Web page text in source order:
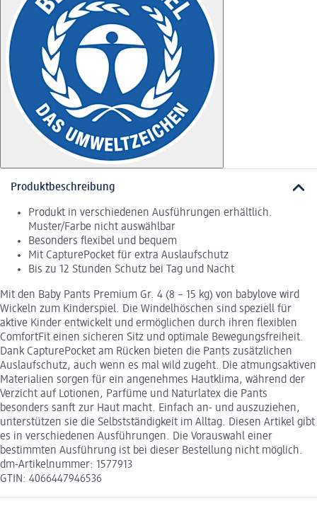
Produktbeschreibung
Produkt in verschiedenen Ausführungen erhältlich.
Muster/Farbe nicht auswählbar
Besonders flexibel und bequem
Mit CapturePocket für extra Auslaufschutz
Bis zu 12 Stunden Schutz bei Tag und Nacht
Mit den Baby Pants Premium Gr. 4 (8 – 15 kg) von babylove wird
Wickeln zum Kinderspiel. Die Windelhöschen sind speziell für
aktive Kinder entwickelt und ermöglichen durch ihren flexiblen
ComfortFit einen sicheren Sitz und optimale Bewegungsfreiheit.
Dank CapturePocket am Rücken bieten die Pants zusätzlichen
Auslaufschutz, auch wenn es mal wild zugeht. Die atmungsaktiven
Materialien sorgen für ein angenehmes Hautklima, während der
Verzicht auf Lotionen, Parfüme und Naturlatex die Pants
besonders sanft zur Haut macht. Einfach an- und auszuziehen,
unterstützen sie die Selbstständigkeit im Alltag. Diesen Artikel gibt
es in verschiedenen Ausführungen. Die Vorauswahl einer
bestimmten Ausführung ist bei dieser Bestellung nicht möglich.
dm-Artikelnummer: 1577913
GTIN: 4066447946536